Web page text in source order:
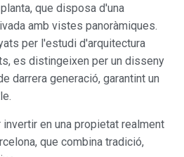
que disposa d'una
amb vistes panoràmiques.
per l'estudi d'arquitectura
es distingeixen per un disseny
darrera generació, garantint un
en una propietat realment
que combina tradició,